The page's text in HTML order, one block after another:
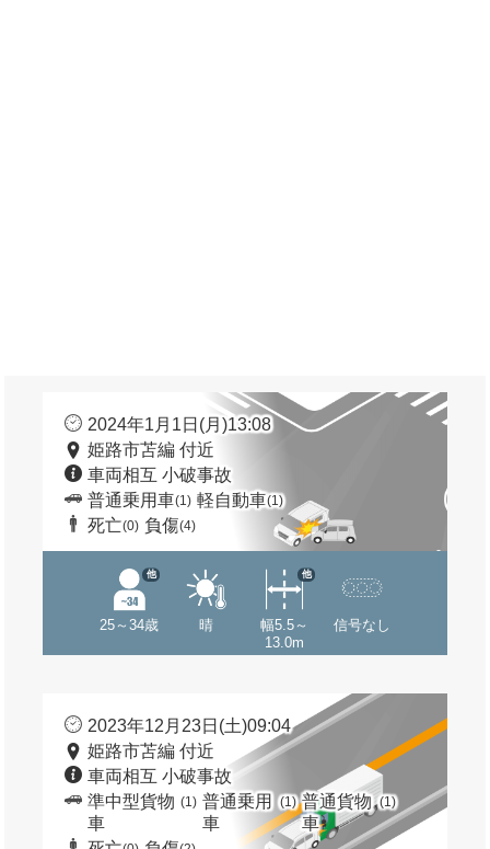
2024年1月1日(月)13:08
姫路市苫編 付近
車両相互 小破事故
普通乗用車(1) 軽自動車(1)
死亡(0) 負傷(4)
25～34歳
他
晴
幅5.5～
13.0m
他
信号なし
2023年12月23日(土)09:04
姫路市苫編 付近
車両相互 小破事故
準中型貨物
車
(1) 普通乗用
車
(1) 普通貨物
車
(1)